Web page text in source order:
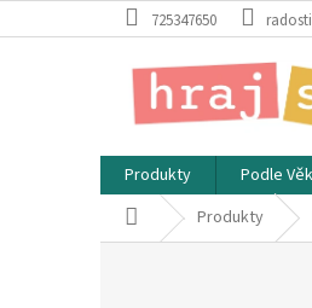
na
725347650
Produkty Podle
Domů Produkty